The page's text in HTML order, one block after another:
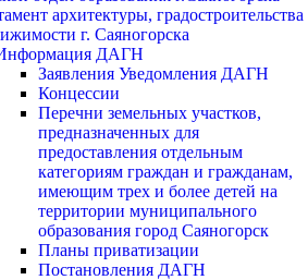
архитектуры, градостроительства
г. Саяногорска
ДАГН
Заявления Уведомления ДАГН
Концессии
Перечни земельных участков,
предназначенных для
предоставления отдельным
категориям граждан и гражданам,
имеющим трех и более детей на
территории муниципального
образования город Саяногорск
Планы приватизации
Постановления ДАГН